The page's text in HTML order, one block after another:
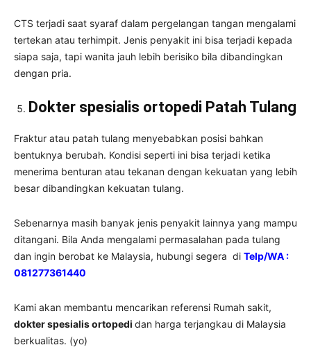
CTS terjadi saat syaraf dalam pergelangan tangan mengalami
tertekan atau terhimpit. Jenis penyakit ini bisa terjadi kepada
siapa saja, tapi wanita jauh lebih berisiko bila dibandingkan
dengan pria.
Dokter spesialis ortopedi Patah Tulang
Fraktur atau patah tulang menyebabkan posisi bahkan
bentuknya berubah. Kondisi seperti ini bisa terjadi ketika
menerima benturan atau tekanan dengan kekuatan yang lebih
besar dibandingkan kekuatan tulang.
Sebenarnya masih banyak jenis penyakit lainnya yang mampu
ditangani. Bila Anda mengalami permasalahan pada tulang
dan ingin berobat ke Malaysia, hubungi segera di Telp/WA :
081277361440
Kami akan membantu mencarikan referensi Rumah sakit,
dokter spesialis ortopedi dan harga terjangkau di Malaysia
berkualitas. (yo)